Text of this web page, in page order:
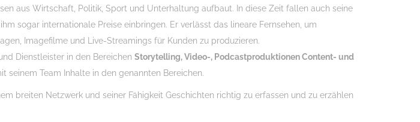
aus Wirtschaft, Politik, Sport und Unterhaltung aufbaut. In diese Zeit fallen auch seine
ihm sogar internationale Preise einbringen. Er verlässt das lineare Fernsehen, um
Imagefilme und Live-Streamings für Kunden zu produzieren.
Dienstleister in den Bereichen Storytelling, Video-, Podcastproduktionen Content- und
seinem Team Inhalte in den genannten Bereichen.
breiten Netzwerk und seiner Fähigkeit Geschichten richtig zu erfassen und zu erzählen